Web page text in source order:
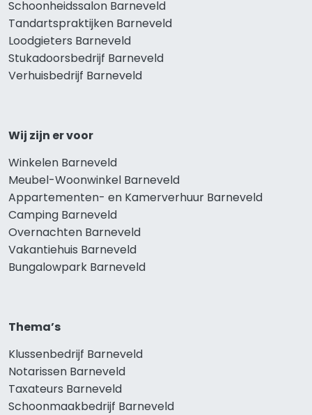
Schoonheidssalon Barneveld
Tandartspraktijken Barneveld
Loodgieters Barneveld
Stukadoorsbedrijf Barneveld
Verhuisbedrijf Barneveld
Wij zijn er voor
Winkelen Barneveld
Meubel-Woonwinkel Barneveld
Appartementen- en Kamerverhuur Barneveld
Camping Barneveld
Overnachten Barneveld
Vakantiehuis Barneveld
Bungalowpark Barneveld
Thema’s
Klussenbedrijf Barneveld
Notarissen Barneveld
Taxateurs Barneveld
Schoonmaakbedrijf Barneveld